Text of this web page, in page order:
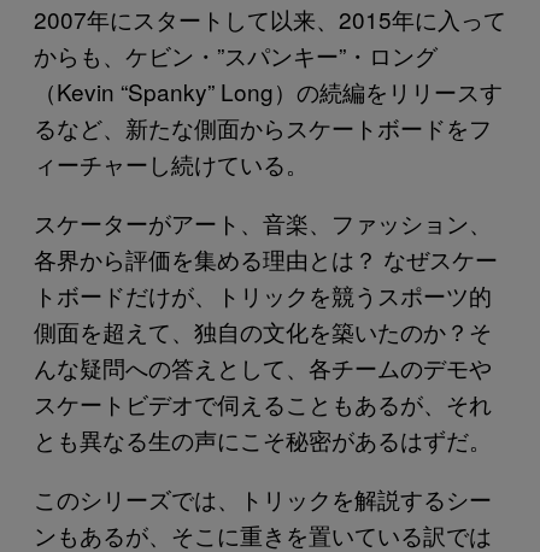
2007年にスタートして以来、2015年に入って
からも、ケビン・”スパンキー”・ロング
（Kevin “Spanky” Long）の続編をリリースす
るなど、新たな側面からスケートボードをフ
ィーチャーし続けている。
スケーターがアート、音楽、ファッション、
各界から評価を集める理由とは？ なぜスケー
トボードだけが、トリックを競うスポーツ的
側面を超えて、独自の文化を築いたのか？そ
んな疑問への答えとして、各チームのデモや
スケートビデオで伺えることもあるが、それ
とも異なる生の声にこそ秘密があるはずだ。
このシリーズでは、トリックを解説するシー
ンもあるが、そこに重きを置いている訳では